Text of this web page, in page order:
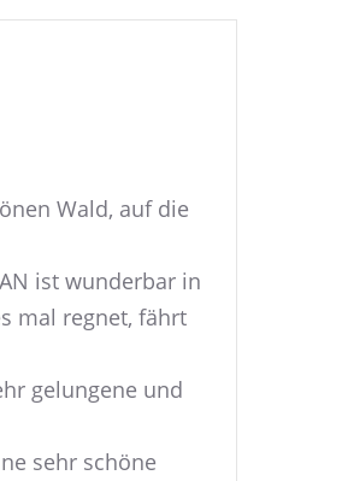
Wald, auf die
ist wunderbar in
mal regnet, fährt
gelungene und
sehr schöne